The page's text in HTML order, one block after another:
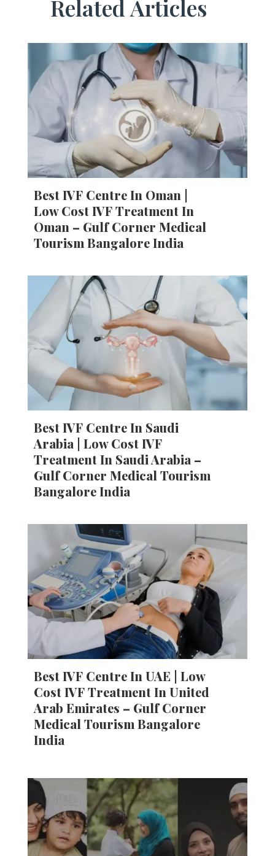
Related Articles
Best IVF Centre In Oman |
Low Cost IVF Treatment In
Oman – Gulf Corner Medical
Tourism Bangalore India
Best IVF Centre In Saudi
Arabia | Low Cost IVF
Treatment In Saudi Arabia –
Gulf Corner Medical Tourism
Bangalore India
Best IVF Centre In UAE | Low
Cost IVF Treatment In United
Arab Emirates – Gulf Corner
Medical Tourism Bangalore
India